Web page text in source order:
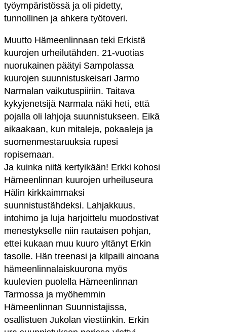
työympäristössä ja oli pidetty,
tunnollinen ja ahkera työtoveri.
Muutto Hämeenlinnaan teki Erkistä
kuurojen urheilutähden. 21-vuotias
nuorukainen päätyi Sampolassa
kuurojen suunnistuskeisari Jarmo
Narmalan vaikutuspiiriin. Taitava
kykyjenetsijä Narmala näki heti, että
pojalla oli lahjoja suunnistukseen. Eikä
aikaakaan, kun mitaleja, pokaaleja ja
suomenmestaruuksia rupesi
ropisemaan.
Ja kuinka niitä kertyikään! Erkki kohosi
Hämeenlinnan kuurojen urheiluseura
Hälin kirkkaimmaksi
suunnistustähdeksi. Lahjakkuus,
intohimo ja luja harjoittelu muodostivat
menestykselle niin rautaisen pohjan,
ettei kukaan muu kuuro yltänyt Erkin
tasolle. Hän treenasi ja kilpaili ainoana
hämeenlinnalaiskuurona myös
kuulevien puolella Hämeenlinnan
Tarmossa ja myöhemmin
Hämeenlinnan Suunnistajissa,
osallistuen Jukolan viestiinkin. Erkin